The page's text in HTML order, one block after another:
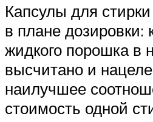
Капсулы для
в плане дозировки:
жидкого порошка в
высчитано и
наилучшее
стоимость одной